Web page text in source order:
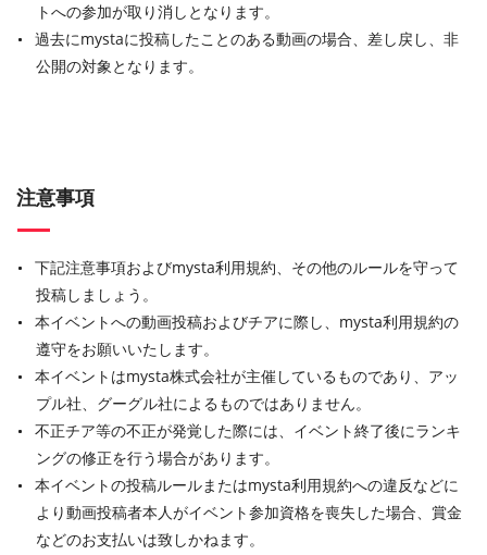
トへの参加が取り消しとなります。
過去にmystaに投稿したことのある動画の場合、差し戻し、非
公開の対象となります。
注意事項
下記注意事項およびmysta利用規約、その他のルールを守って
投稿しましょう。
本イベントへの動画投稿およびチアに際し、mysta利用規約の
遵守をお願いいたします。
本イベントはmysta株式会社が主催しているものであり、アッ
プル社、グーグル社によるものではありません。
不正チア等の不正が発覚した際には、イベント終了後にランキ
ングの修正を行う場合があります。
本イベントの投稿ルールまたはmysta利用規約への違反などに
より動画投稿者本人がイベント参加資格を喪失した場合、賞金
などのお支払いは致しかねます。